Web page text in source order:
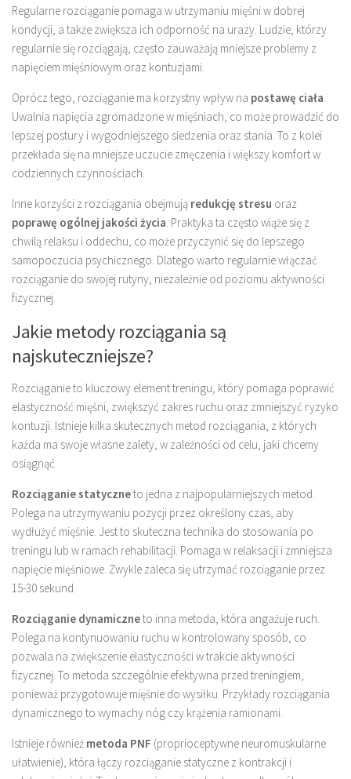
Regularne rozciąganie pomaga w utrzymaniu mięśni w dobrej
kondycji, a także zwiększa ich odporność na urazy. Ludzie, którzy
regularnie się rozciągają, często zauważają mniejsze problemy z
napięciem mięśniowym oraz kontuzjami.
Oprócz tego, rozciąganie ma korzystny wpływ na postawę ciała
Uwalnia napięcia zgromadzone w mięśniach, co może prowadzić do
lepszej postury i wygodniejszego siedzenia oraz stania. To z kolei
przekłada się na mniejsze uczucie zmęczenia i większy komfort w
codziennych czynnościach.
Inne korzyści z rozciągania obejmują redukcję stresu oraz
poprawę ogólnej jakości życia . Praktyka ta często wiąże się z
chwilą relaksu i oddechu, co może przyczynić się do lepszego
samopoczucia psychicznego. Dlatego warto regularnie włączać
rozciąganie do swojej rutyny, niezależnie od poziomu aktywności
fizycznej.
Jakie metody rozciągania są
najskuteczniejsze?
Rozciąganie to kluczowy element treningu, który pomaga poprawić
elastyczność mięśni, zwiększyć zakres ruchu oraz zmniejszyć ryzyko
kontuzji. Istnieje kilka skutecznych metod rozciągania, z których
każda ma swoje własne zalety, w zależności od celu, jaki chcemy
osiągnąć.
Rozciąganie statyczneto jedna z najpopularniejszych metod.
Polega na utrzymywaniu pozycji przez określony czas, aby
wydłużyć mięśnie. Jest to skuteczna technika do stosowania po
treningu lub w ramach rehabilitacji. Pomaga w relaksacji i zmniejsza
napięcie mięśniowe. Zwykle zaleca się utrzymać rozciąganie przez
15-30 sekund.
Rozciąganie dynamiczneto inna metoda, która angażuje ruch.
Polega na kontynuowaniu ruchu w kontrolowany sposób, co
pozwala na zwiększenie elastyczności w trakcie aktywności
fizycznej. To metoda szczególnie efektywna przed treningiem,
ponieważ przygotowuje mięśnie do wysiłku. Przykłady rozciągania
dynamicznego to wymachy nóg czy krążenia ramionami.
Istnieje również metoda PNF (proprioceptywne neuromuskularne
ułatwienie), która łączy rozciąganie statyczne z kontrakcji i